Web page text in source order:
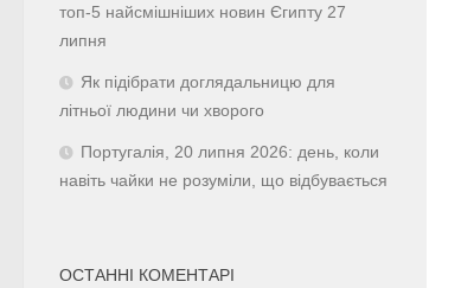
топ-5 найсмішніших новин Єгипту 27
липня
Як підібрати доглядальницю для
літньої людини чи хворого
Португалія, 20 липня 2026: день, коли
навіть чайки не розуміли, що відбувається
ОСТАННІ КОМЕНТАРІ